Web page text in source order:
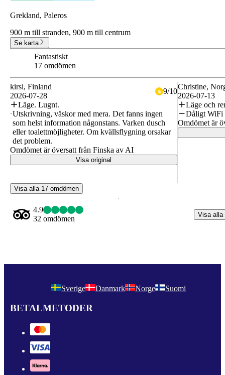
Grekland, Paleros
900 m till stranden, 900 m till centrum
Se karta
Fantastiskt
17 omdömen
kirsi, Finland
2026-07-28
9/10
Läge. Lugnt.
Utskrivning, väskor med mera. Det fanns ingen
som helst information någonstans. Varken dusch
eller toalettmöjligheter. Om kvällsflygning orsakar
det problem.
Omdömet är översatt från Finska av AI
Visa original
Christine,
2026-07-13
Läge och
Dåligt WiFi
Omdömet är
Visa alla 17 omdömen
4.9
32 omdömen
Visa alla
Sverige Danmark Norge Suomi
BETALMETODER